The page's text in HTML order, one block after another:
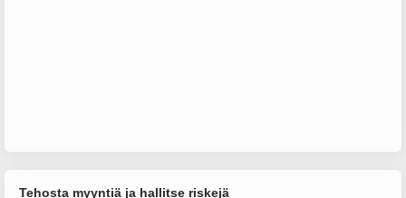
Tehosta myyntiä ja hallitse riskejä